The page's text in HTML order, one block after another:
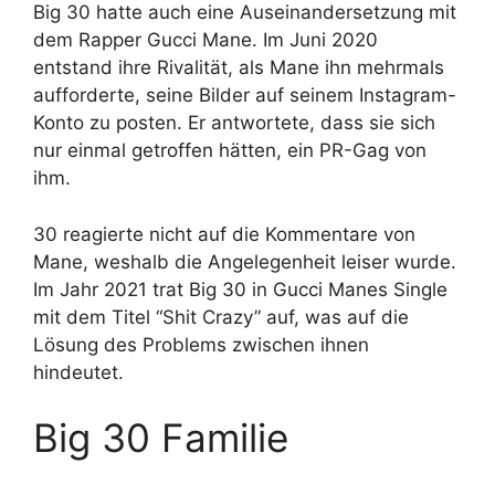
Big 30 hatte auch eine Auseinandersetzung mit
dem Rapper Gucci Mane. Im Juni 2020
entstand ihre Rivalität, als Mane ihn mehrmals
aufforderte, seine Bilder auf seinem Instagram-
Konto zu posten. Er antwortete, dass sie sich
nur einmal getroffen hätten, ein PR-Gag von
ihm.
30 reagierte nicht auf die Kommentare von
Mane, weshalb die Angelegenheit leiser wurde.
Im Jahr 2021 trat Big 30 in Gucci Manes Single
mit dem Titel “Shit Crazy” auf, was auf die
Lösung des Problems zwischen ihnen
hindeutet.
Big 30 Familie